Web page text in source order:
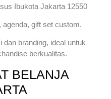
Ibukota Jakarta 12550
agenda, gift set custom.
dan branding, ideal untuk
berkualitas.
BELANJA